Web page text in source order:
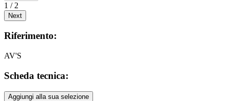
1 / 2
Next
Riferimento:
AV'S
Scheda tecnica:
Aggiungi alla sua selezione